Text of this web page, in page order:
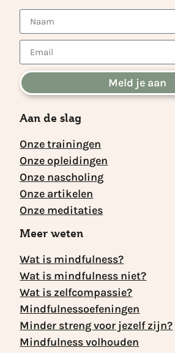
Meld je aan
Aan de slag
Onze trainingen
Onze opleidingen
Onze nascholing
Onze artikelen
Onze meditaties
Meer weten
Wat is mindfulness?
Wat is mindfulness niet?
Wat is zelfcompassie?
Mindfulnessoefeningen
Minder streng voor jezelf zijn?
Mindfulness volhouden